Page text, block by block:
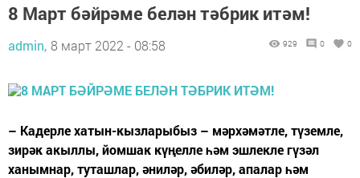
8 Март бәйрәме белән тәбрик итәм!
admin, 8 март 2022 - 08:58 929 0 0
– Кадерле хатын-кызларыбыз – мәрхәмәтле, түземле,
зирәк акыллы, йомшак күңелле һәм эшлекле гүзәл
ханымнар, туташлар, әниләр, әбиләр, апалар һәм